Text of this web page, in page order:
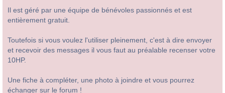
Il est géré par une équipe de bénévoles passionnés et est
entièrement gratuit.
Toutefois si vous voulez l'utiliser pleinement, c'est à dire envoyer
et recevoir des messages il vous faut au préalable recenser votre
10HP.
Une fiche à compléter, une photo à joindre et vous pourrez
échanger sur le forum !